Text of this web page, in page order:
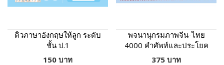
ติวภาษาอังกฤษให้ลูก ระดับ
ชั้น ป.1
150 บาท
พจนานุกรมภาพจีน-ไทย
4000 คำศัพท์และประโยค
รอบตัวหนูน้อย
375 บาท